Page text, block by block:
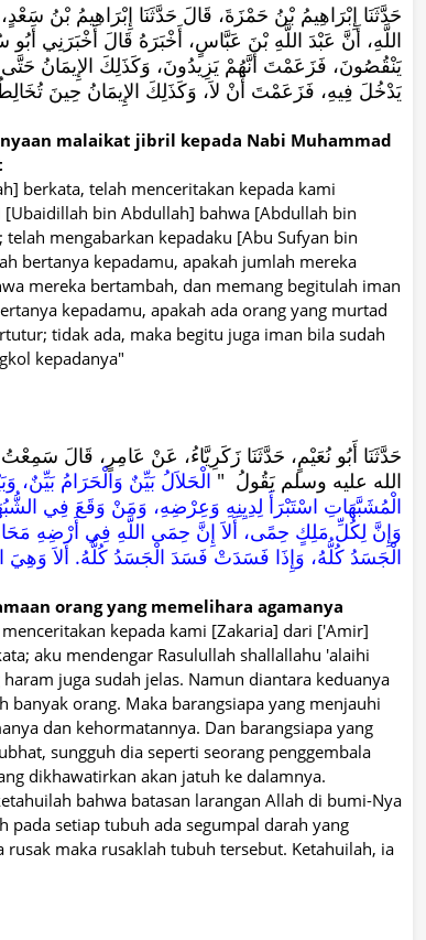
حَدَّثَنَا إِبْرَاهِيمُ بْنُ حَمْزَةَ، قَالَ حَدَّثَنَا إِبْرَاهِيمُ بْنُ
اللَّهِ، أَنَّ عَبْدَ اللَّهِ بْنَ عَبَّاسٍ، أَخْبَرَهُ قَالَ أَخْبَرَنِي
يَنْقُصُونَ، فَزَعَمْتَ أَنَّهُمْ يَزِيدُونَ، وَكَذَلِكَ الإِيمَانُ
يَدْخُلَ فِيهِ، فَزَعَمْتَ أَنْ لاَ، وَكَذَلِكَ الإِيمَانُ حِينَ
malaikat jibril kepada Nabi Muhammad
berkata, telah menceritakan kepada kami
bin Abdullah] bahwa [Abdullah bin
mengabarkan kepadaku [Abu Sufyan bin
bertanya kepadamu, apakah jumlah mereka
mereka bertambah, dan memang begitulah iman
kepadamu, apakah ada orang yang murtad
tidak ada, maka begitu juga iman bila sudah
kepadanya"
حَدَّثَنَا أَبُو نُعَيْمٍ، حَدَّثَنَا زَكَرِيَّاءُ، عَنْ عَامِرٍ، قَالَ
الله عليه وسلم يَقُولُ ‏ "‏ الْحَلاَلُ بَيِّنٌ وَالْحَرَامُ بَيِّنٌ،
الْمُشَبَّهَاتِ اسْتَبْرَأَ لِدِيِنِهِ وَعِرْضِهِ، وَمَنْ وَقَعَ فِي
وَإِنَّ لِكُلِّ مَلِكٍ حِمًى، أَلاَ إِنَّ حِمَى اللَّهِ فِي أَرْضِهِ
الْجَسَدُ كُلُّهُ، وَإِذَا فَسَدَتْ فَسَدَ الْجَسَدُ كُلُّهُ‏.‏ أَلاَ وَهِيَ
orang yang memelihara agamanya
kepada kami [Zakaria] dari ['Amir]
aku mendengar Rasulullah shallallahu 'alaihi
juga sudah jelas. Namun diantara keduanya
banyak orang. Maka barangsiapa yang menjauhi
dan kehormatannya. Dan barangsiapa yang
sungguh dia seperti seorang penggembala
dikhawatirkan akan jatuh ke dalamnya.
bahwa batasan larangan Allah di bumi-Nya
pada setiap tubuh ada segumpal darah yang
maka rusaklah tubuh tersebut. Ketahuilah, ia